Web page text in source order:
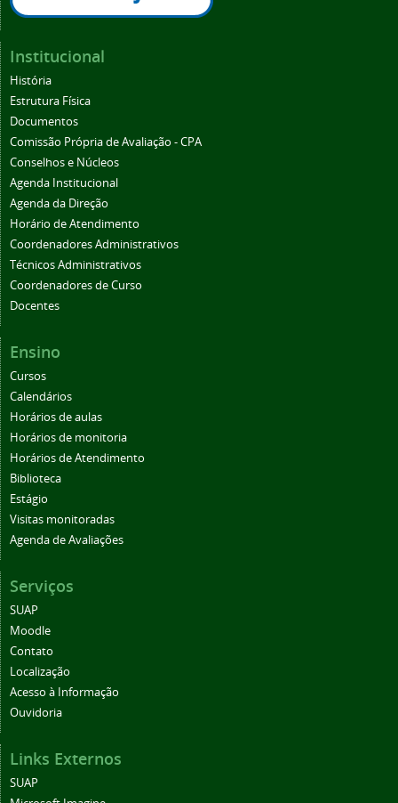
Institucional
História
Estrutura Física
Documentos
Comissão Própria de Avaliação - CPA
Conselhos e Núcleos
Agenda Institucional
Agenda da Direção
Horário de Atendimento
Coordenadores Administrativos
Técnicos Administrativos
Coordenadores de Curso
Docentes
Ensino
Cursos
Calendários
Horários de aulas
Horários de monitoria
Horários de Atendimento
Biblioteca
Estágio
Visitas monitoradas
Agenda de Avaliações
Serviços
SUAP
Moodle
Contato
Localização
Acesso à Informação
Ouvidoria
Links Externos
SUAP